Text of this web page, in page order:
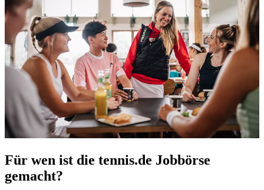
Für wen ist die tennis.de Jobbörse
gemacht?